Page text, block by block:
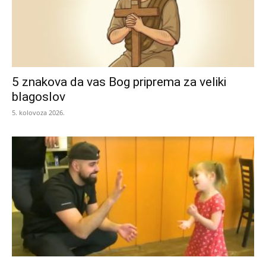
5 znakova da vas Bog priprema za veliki
blagoslov
5. kolovoza 2026.